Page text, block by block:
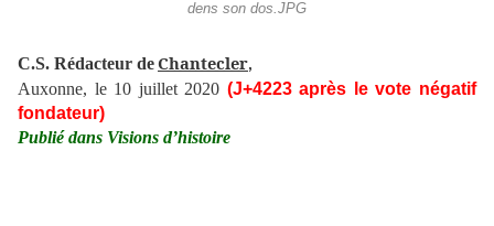
dens son dos.JPG
C.S. Rédacteur deChantecler,
Auxonne, le 10 juillet 2020 (J+4223 après le vote négatif
fondateur)
Publié dans Visions d’histoire